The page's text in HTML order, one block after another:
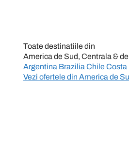
Toate destinatiile din
America de Sud, Centrala &
Argentina Brazilia ChileCosta
Vezi ofertele din America de